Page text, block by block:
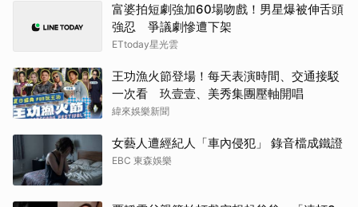
富婆拍短劇強加60場吻戲！男星爆被伸舌頭
強忍 爭議劇慘遭下架
ETtoday星光雲
王功漁火節登場！每天表演時間、交通接駁
一次看 玖壹壹、美秀集團壓軸開唱
緯來娛樂新聞
女藝人遭經紀人「車內侵犯」 錄音檔成鐵證
EBC 東森娛樂